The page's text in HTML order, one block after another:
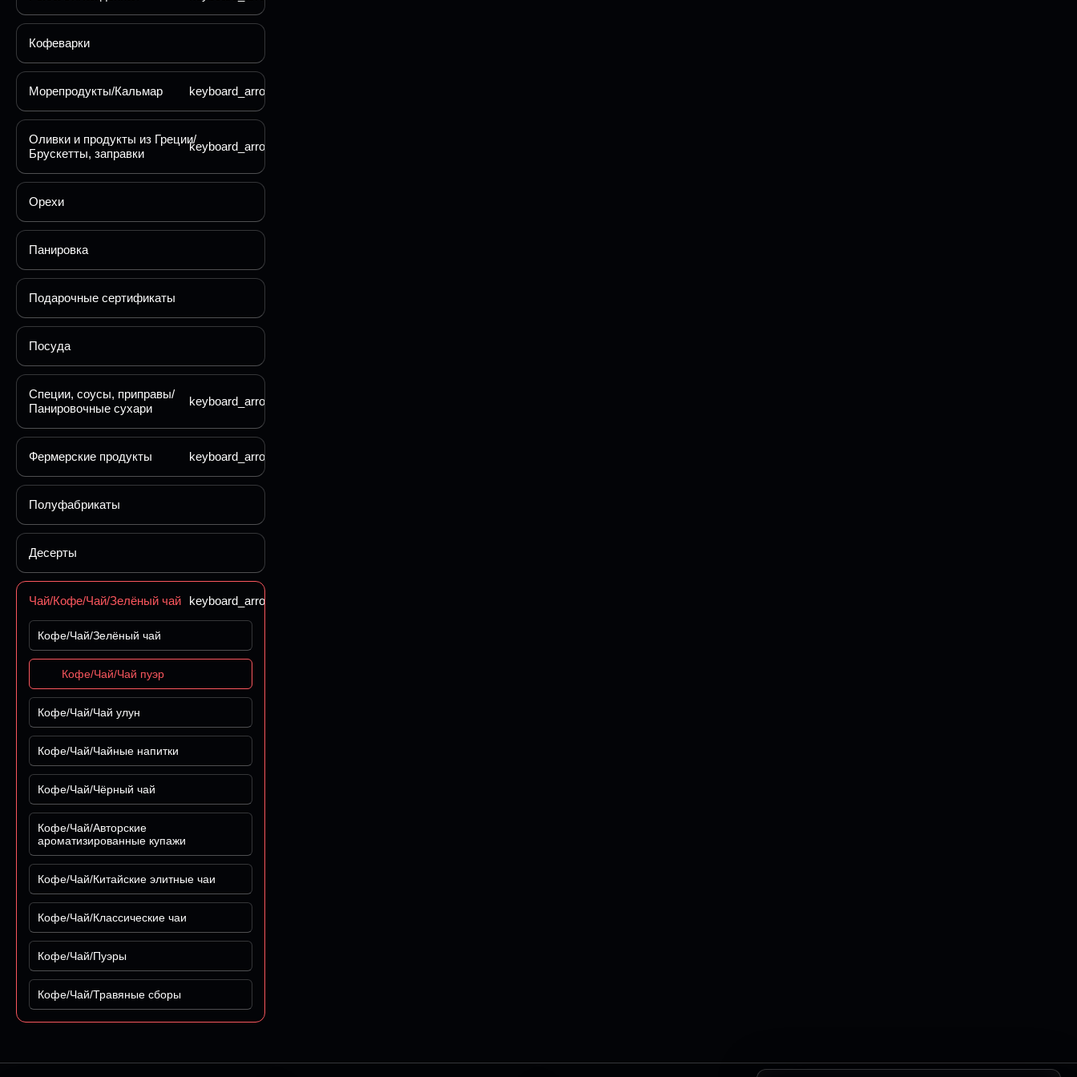
Кофеварки
Морепродукты/Кальмар keyboard_arrow_down
Оливки и продукты из Греции/
Брускетты, заправки
keyboard_arrow_down
Орехи
Панировка
Подарочные сертификаты
Посуда
Специи, соусы, приправы/
Панировочные сухари
keyboard_arrow_down
Фермерские продукты keyboard_arrow_down
Полуфабрикаты
Десерты
Чай/Кофе/Чай/Зелёный чай keyboard_arrow_down
Кофе/Чай/Зелёный чай
Кофе/Чай/Чай пуэр
Кофе/Чай/Чай улун
Кофе/Чай/Чайные напитки
Кофе/Чай/Чёрный чай
Кофе/Чай/Авторские
ароматизированные купажи
Кофе/Чай/Китайские элитные чаи
Кофе/Чай/Классические чаи
Кофе/Чай/Пуэры
Кофе/Чай/Травяные сборы